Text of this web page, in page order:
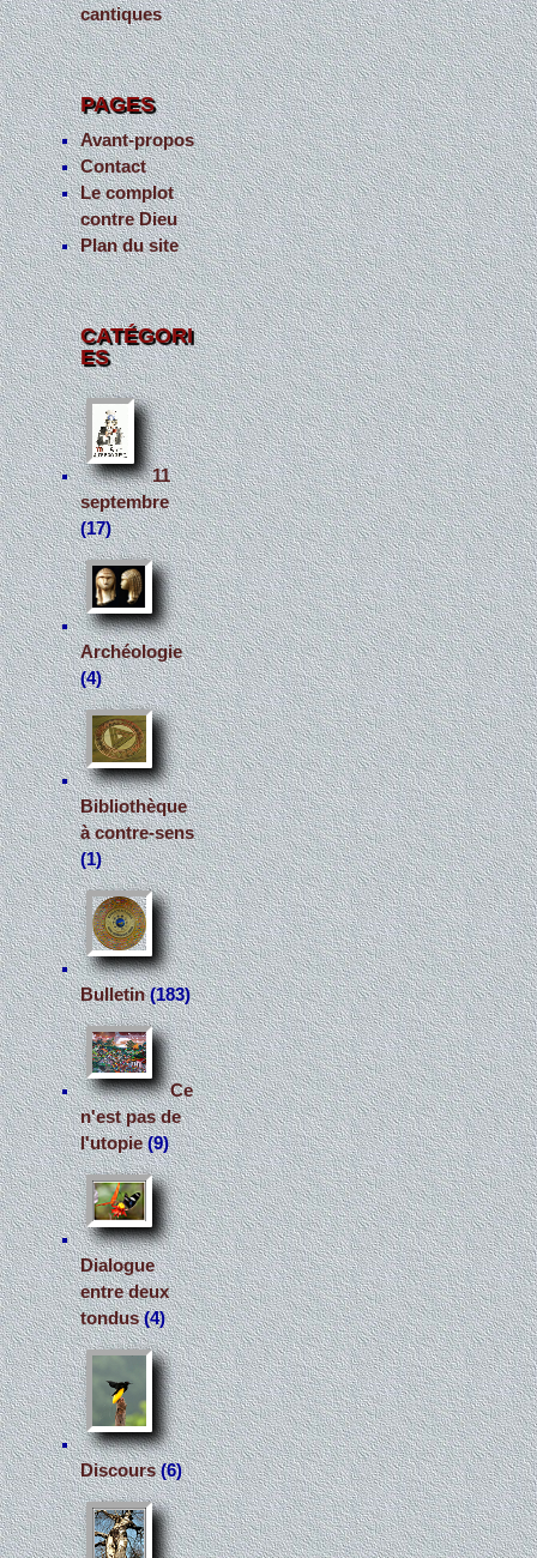
cantiques
PAGES
Avant-propos
Contact
Le complot
contre Dieu
Plan du site
CATÉGORI
ES
11
septembre
(17)
Archéologie
(4)
Bibliothèque
à contre-sens
(1)
Bulletin(183)
Ce
n'est pas de
l'utopie(9)
Dialogue
entre deux
tondus(4)
Discours(6)